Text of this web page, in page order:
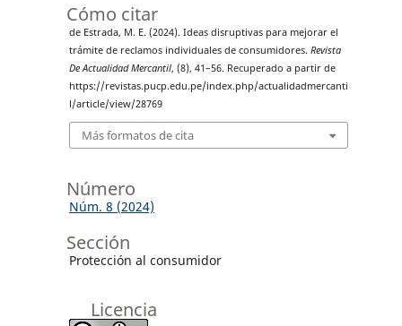
Cómo citar
de Estrada, M. E. (2024). Ideas disruptivas para mejorar el
trámite de reclamos individuales de consumidores. Revista
De Actualidad Mercantil, (8), 41–56. Recuperado a partir de
https://revistas.pucp.edu.pe/index.php/actualidadmercanti
l/article/view/28769
Más formatos de cita
Número
Núm. 8 (2024)
Sección
Protección al consumidor
Licencia